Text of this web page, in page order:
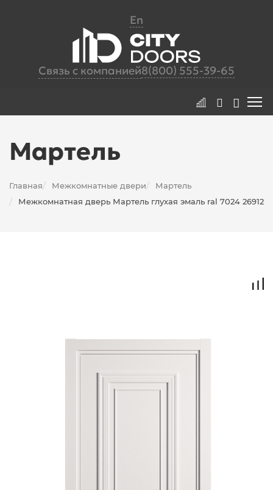
En
Связь с компанией8(800) 555-39-65
Мартель
Главная/ Межкомнатные двери/ Мартель
/ Межкомнатная дверь Мартель глухая эмаль ral 7024 26912